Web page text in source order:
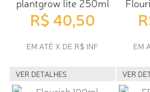
plantgrow lite 250ml
R$ 40,50
EM ATÉ X DE R$ INF
VER DETALHES
EM
VER